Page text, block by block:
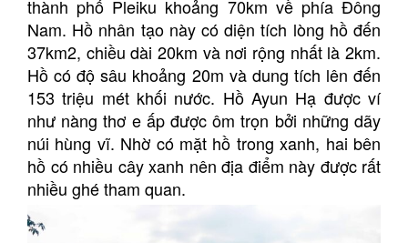
thành phố Pleiku khoảng 70km về phía Đông
Nam. Hồ nhân tạo này có diện tích lòng hồ đến
37km2, chiều dài 20km và nơi rộng nhất là 2km.
Hồ có độ sâu khoảng 20m và dung tích lên đến
153 triệu mét khối nước. Hồ Ayun Hạ được ví
như nàng thơ e ấp được ôm trọn bởi những dãy
núi hùng vĩ. Nhờ có mặt hồ trong xanh, hai bên
hồ có nhiều cây xanh nên địa điểm này được rất
nhiều ghé tham quan.